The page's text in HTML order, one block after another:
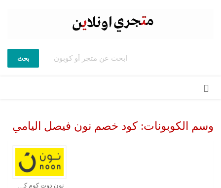
بحث
وسم الكوبونات: كود خصم نون فيصل اليامي